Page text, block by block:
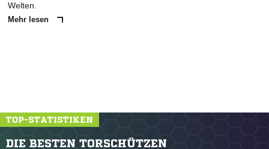
Welten.
Mehr lesen
TOP-STATISTIKEN
DIE BESTEN TORSCHÜTZEN